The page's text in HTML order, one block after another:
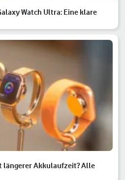
Watch Ultra: Eine klare
längerer Akkulaufzeit? Alle